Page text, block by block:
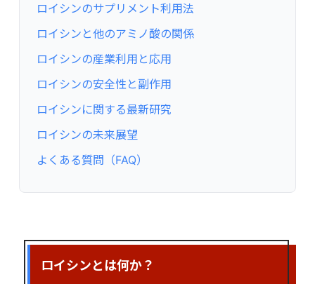
ロイシンのサプリメント利用法
ロイシンと他のアミノ酸の関係
ロイシンの産業利用と応用
ロイシンの安全性と副作用
ロイシンに関する最新研究
ロイシンの未来展望
よくある質問（FAQ）
ロイシンとは何か？